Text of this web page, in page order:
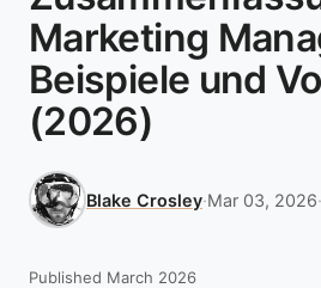
Marketing
Beispiele und
(2026)
Blake Crosley·Mar 03, 2026·
Published March 2026